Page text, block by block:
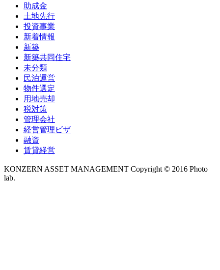
助成金
土地先行
投資事業
新着情報
新築
新築共同住宅
未分類
民泊運営
物件選定
用地売却
税対策
管理会社
経営管理ビザ
融資
賃貸経営
KONZERN ASSET MANAGEMENT Copyright © 2016 Photo
lab.